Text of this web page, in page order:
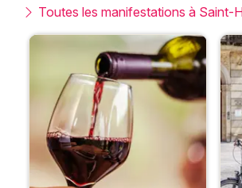
Toutes les manifestations à Saint-